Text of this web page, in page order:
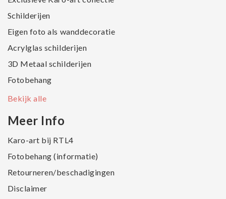
Schilderijen
Eigen foto als wanddecoratie
Acrylglas schilderijen
3D Metaal schilderijen
Fotobehang
Bekijk alle
Meer Info
Karo-art bij RTL4
Fotobehang (informatie)
Retourneren/beschadigingen
Disclaimer